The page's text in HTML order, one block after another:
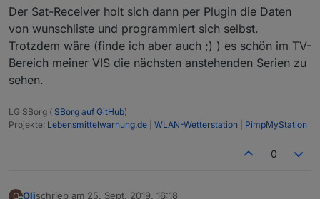
Der Sat-Receiver holt sich dann per Plugin die Daten
von wunschliste und programmiert sich selbst.
Trotzdem wäre (finde ich aber auch ;) ) es schön im TV-
Bereich meiner VIS die nächsten anstehenden Serien zu
sehen.
LG SBorg ( SBorg auf GitHub)
Projekte: Lebensmittelwarnung.de WLAN-Wetterstation PimpMyStation
0
O Olischrieb am 25. Sept. 2019, 16:18